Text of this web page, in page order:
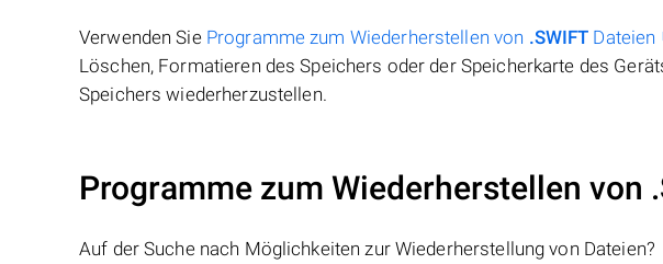
Verwenden Sie Programme zum Wiederherstellen von .SWIFT Dateien
Löschen, Formatieren des Speichers oder der Speicherkarte des
Speichers wiederherzustellen.
Programme zum Wiederherstellen von
Auf der Suche nach Möglichkeiten zur Wiederherstellung von Dateien?